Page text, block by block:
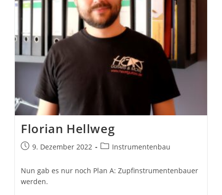
Florian Hellweg
Beitrag9. Dezember 2022
Beitrags-
Instrumentenbau
Nun gab es nur noch Plan A: Zupfinstrumentenbauer
werden.